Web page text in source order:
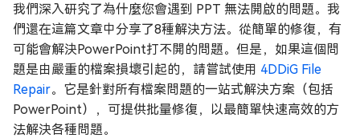
我們深入研究了為什麼您會遇到 PPT 無法開啟的問題。我
們還在這篇文章中分享了8種解決方法。從簡單的修復，有
可能會解決PowerPoint打不開的問題。但是，如果這個問
題是由嚴重的檔案損壞引起的，請嘗試使用 4DDiG File
Repair。它是針對所有檔案問題的一站式解決方案（包括
PowerPoint），可提供批量修復，以最簡單快速高效的方
法解決各種問題。